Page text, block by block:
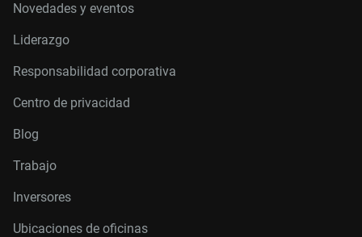
Novedades y eventos
Liderazgo
Responsabilidad corporativa
Centro de privacidad
Blog
Trabajo
Inversores
Ubicaciones de oficinas